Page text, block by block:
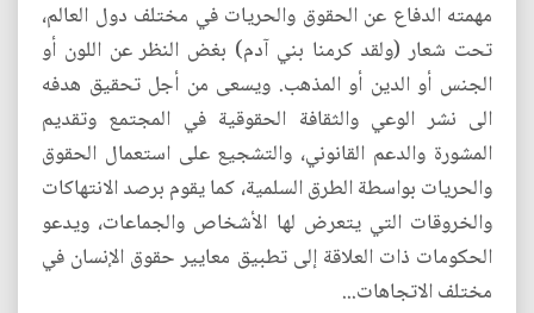
مهمته الدفاع عن الحقوق والحريات في مختلف دول العالم،
تحت شعار (ولقد كرمنا بني آدم) بغض النظر عن اللون أو
الجنس أو الدين أو المذهب. ويسعى من أجل تحقيق هدفه
الى نشر الوعي والثقافة الحقوقية في المجتمع وتقديم
المشورة والدعم القانوني، والتشجيع على استعمال الحقوق
والحريات بواسطة الطرق السلمية، كما يقوم برصد الانتهاكات
والخروقات التي يتعرض لها الأشخاص والجماعات، ويدعو
الحكومات ذات العلاقة إلى تطبيق معايير حقوق الإنسان في
مختلف الاتجاهات...